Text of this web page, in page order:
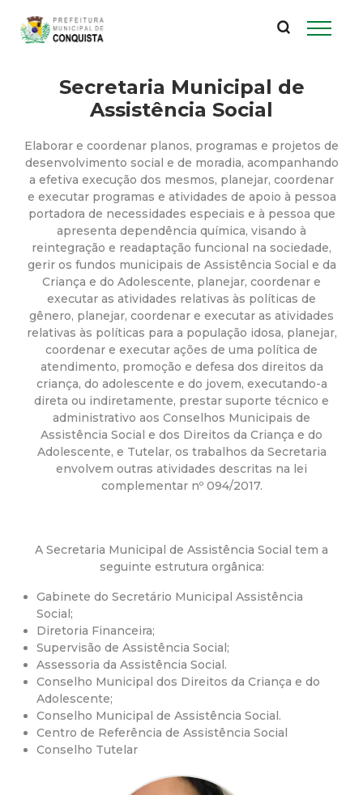
conteúdo
principal
P
f
e
i
t
u
r
a
M
u
c
i
p
a
l
d
Secretaria Municipal de
Assistência Social
Elaborar e coordenar planos, programas e projetos de
desenvolvimento social e de moradia, acompanhando
a efetiva execução dos mesmos, planejar, coordenar
e executar programas e atividades de apoio à pessoa
portadora de necessidades especiais e à pessoa que
apresenta dependência química, visando à
reintegração e readaptação funcional na sociedade,
gerir os fundos municipais de Assistência Social e da
Criança e do Adolescente, planejar, coordenar e
executar as atividades relativas às políticas de
gênero, planejar, coordenar e executar as atividades
relativas às políticas para a população idosa, planejar,
coordenar e executar ações de uma política de
atendimento, promoção e defesa dos direitos da
criança, do adolescente e do jovem, executando-a
direta ou indiretamente, prestar suporte técnico e
administrativo aos Conselhos Municipais de
Assistência Social e dos Direitos da Criança e do
Adolescente, e Tutelar, os trabalhos da Secretaria
envolvem outras atividades descritas na lei
complementar nº 094/2017.
A Secretaria Municipal de Assistência Social tem a
seguinte estrutura orgânica:
Gabinete do Secretário Municipal Assistência
Social;
Diretoria Financeira;
Supervisão de Assistência Social;
Assessoria da Assistência Social.
Conselho Municipal dos Direitos da Criança e do
Adolescente;
Conselho Municipal de Assistência Social.
Centro de Referência de Assistência Social
Conselho Tutelar